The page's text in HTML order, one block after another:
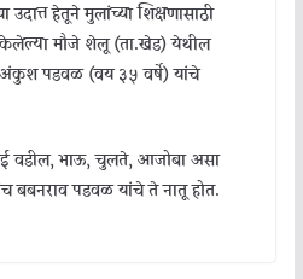
उदात्त हेतूने मुलांच्या शिक्षणासाठी
मौजे शेलू (ता.खेड) येथील
अंकुश पडवळ (वय ३५ वर्षे) यांचे
वडील, भाऊ, चुलते, आजोबा असा
बबनराव पडवळ यांचे ते नातू होत.